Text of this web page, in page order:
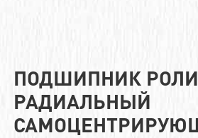
ПОДШИПНИК
РАДИАЛЬНЫЙ